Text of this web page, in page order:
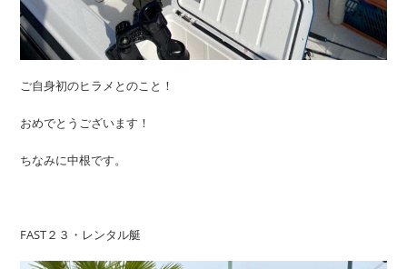
ご自身初のヒラメとのこと！
おめでとうございます！
ちなみに中根です。
FAST２３・レンタル艇